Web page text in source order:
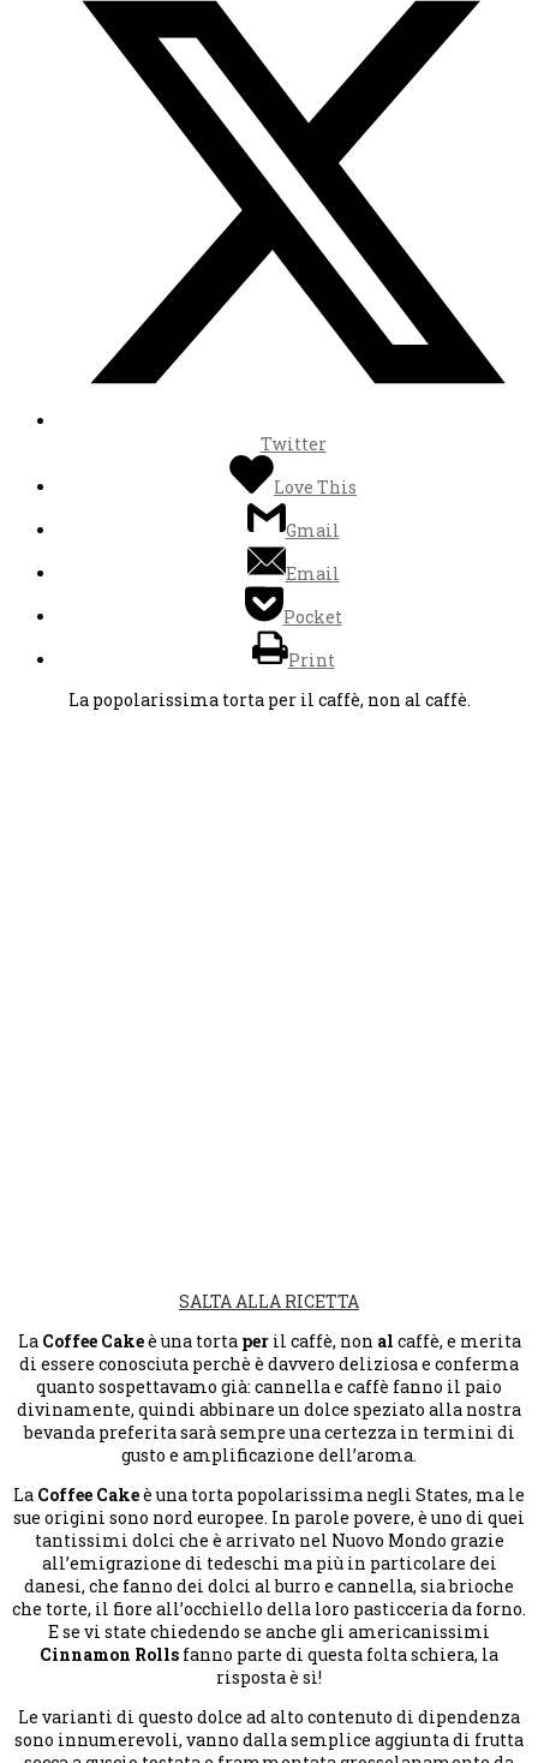
Twitter
Love This
Gmail
Email
Pocket
Print
La popolarissima torta per il caffè, non al caffè.
SALTA ALLA RICETTA
La Coffee Cakeè una torta peril caffè, non al caffè, e merita
di essere conosciuta perchè è davvero deliziosa e conferma
quanto sospettavamo già: cannella e caffè fanno il paio
divinamente, quindi abbinare un dolce speziato alla nostra
bevanda preferita sarà sempre una certezza in termini di
gusto e amplificazione dell’aroma.
La Coffee Cakeè una torta popolarissima negli States, ma le
sue origini sono nord europee. In parole povere, è uno di quei
tantissimi dolci che è arrivato nel Nuovo Mondo grazie
all’emigrazione di tedeschi ma più in particolare dei
danesi, che fanno dei dolci al burro e cannella, sia brioche
che torte, il fiore all’occhiello della loro pasticceria da forno.
E se vi state chiedendo se anche gli americanissimi
Cinnamon Rolls fanno parte di questa folta schiera, la
risposta è sì!
Le varianti di questo dolce ad alto contenuto di dipendenza
sono innumerevoli, vanno dalla semplice aggiunta di frutta